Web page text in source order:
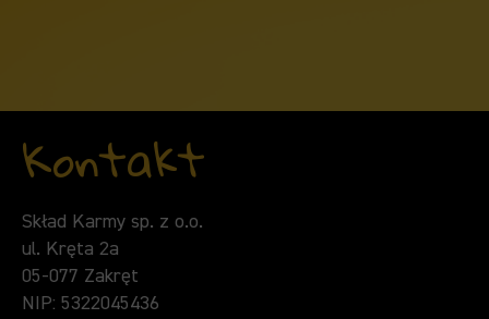
Kontakt
Skład Karmy sp. z o.o.
ul. Kręta 2a
05-077 Zakręt
NIP: 5322045436